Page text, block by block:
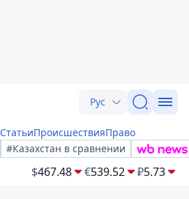
Рус
СтатьиПроисшествияПраво
#Казахстан в сравнении
$467.48 €539.52 ₽5.73